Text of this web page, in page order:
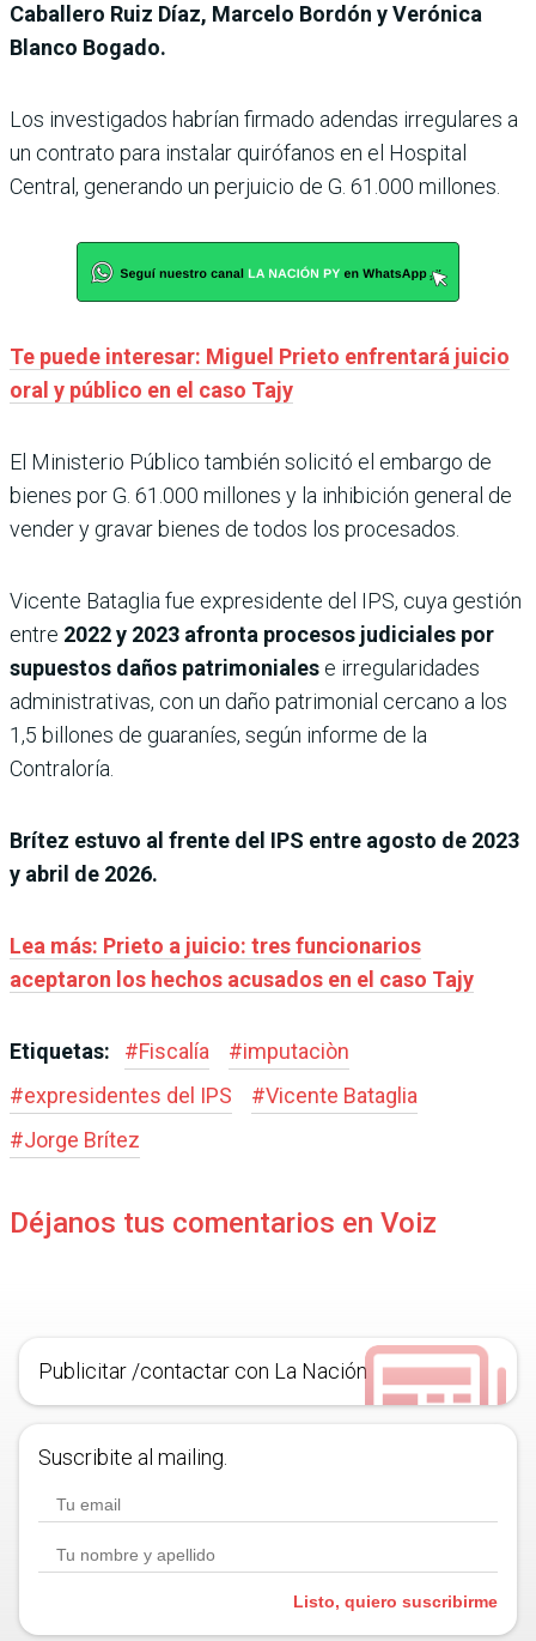
Caballero Ruiz Díaz, Marcelo Bordón y Verónica
Blanco Bogado.
Los investigados habrían firmado adendas irregulares a
un contrato para instalar quirófanos en el Hospital
Central, generando un perjuicio de G. 61.000 millones.
Te puede interesar: Miguel Prieto enfrentará juicio
oral y público en el caso Tajy
El Ministerio Público también solicitó el embargo de
bienes por G. 61.000 millones y la inhibición general de
vender y gravar bienes de todos los procesados.
Vicente Bataglia fue expresidente del IPS, cuya gestión
entre 2022 y 2023 afronta procesos judiciales por
supuestos daños patrimoniales e irregularidades
administrativas, con un daño patrimonial cercano a los
1,5 billones de guaraníes, según informe de la
Contraloría.
Brítez estuvo al frente del IPS entre agosto de 2023
y abril de 2026.
Lea más: Prieto a juicio: tres funcionarios
aceptaron los hechos acusados en el caso Tajy
Etiquetas: #Fiscalía #imputaciòn
#expresidentes del IPS #Vicente Bataglia
#Jorge Brítez
Déjanos tus comentarios en Voiz
Publicitar /contactar con La Nación
Suscribite al mailing.
Listo, quiero suscribirme